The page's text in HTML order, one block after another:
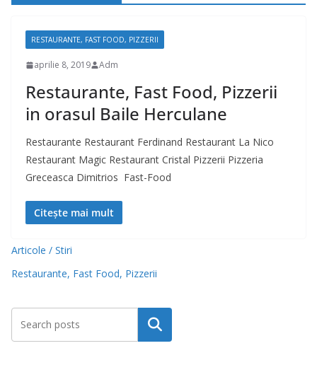
RESTAURANTE, FAST FOOD, PIZZERII
aprilie 8, 2019 Adm
Restaurante, Fast Food, Pizzerii
in orasul Baile Herculane
Restaurante Restaurant Ferdinand Restaurant La Nico
Restaurant Magic Restaurant Cristal Pizzerii Pizzeria
Greceasca Dimitrios Fast-Food
Citește mai mult
Articole / Stiri
Restaurante, Fast Food, Pizzerii
Caută